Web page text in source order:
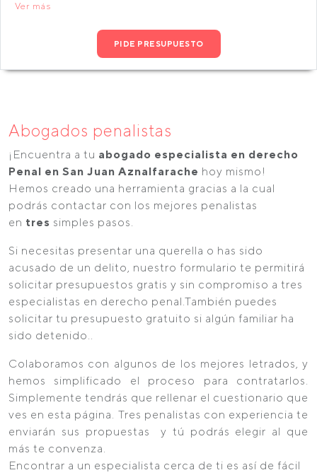
Ver más
PIDE PRESUPUESTO
Abogados penalistas
¡Encuentra a tu abogado especialista en derecho
Penal en San Juan Aznalfarache hoy mismo!
Hemos creado una herramienta gracias a la cual
podrás contactar con los mejores penalistas
en tres simples pasos.
Si necesitas presentar una querella o has sido
acusado de un delito, nuestro formulario te permitirá
solicitar presupuestos gratis y sin compromiso a tres
especialistas en derecho penal.También puedes
solicitar tu presupuesto gratuito si algún familiar ha
sido detenido..
Colaboramos con algunos de los mejores letrados, y
hemos simplificado el proceso para contratarlos.
Simplemente tendrás que rellenar el cuestionario que
ves en esta página. Tres penalistas con experiencia te
enviarán sus propuestas y tú podrás elegir al que
más te convenza.
Encontrar a un especialista cerca de ti es así de fácil